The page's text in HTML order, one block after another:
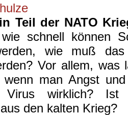
Teil der NATO
schnell können
wie muß das
Vor allem, was
wenn man Angst
wirklich? Ist
den kalten Krieg?